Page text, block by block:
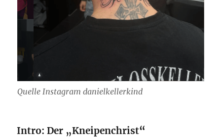
Quelle Instagram danielkellerkind
Intro: Der „Kneipenchrist“